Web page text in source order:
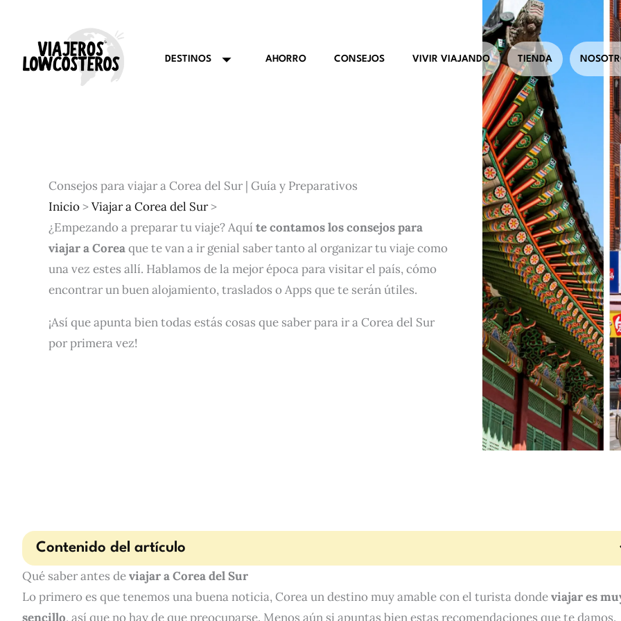
contenido
DESTINOS AHORRO CONSEJOS VIVIR VIAJANDO TIENDA
Consejos para viajar a Corea del Sur | Guía y Preparativos
Inicio>Viajar a Corea del Sur>
¿Empezando a preparar tu viaje? Aquí te contamos los consejos para
viajar a Coreaque te van a ir genial saber tanto al organizar tu viaje como
una vez estes allí. Hablamos de la mejor época para visitar el país, cómo
encontrar un buen alojamiento, traslados o Apps que te serán útiles.
¡Así que apunta bien todas estás cosas que saber para ir a Corea del Sur
por primera vez!
Contenido del artículo
Qué saber antes deviajar a Corea del Sur
Lo primero es que tenemos una buena noticia, Corea un destino muy amable con el turista dondeviajar es
sencillo, así que no hay de que preocuparse. Menos aún si apuntas bien estas recomendaciones que te damos.